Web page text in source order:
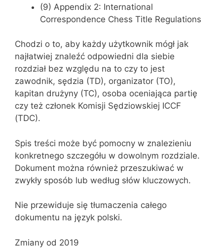
(9) Appendix 2: International
Correspondence Chess Title Regulations
Chodzi o to, aby każdy użytkownik mógł jak
najłatwiej znaleźć odpowiedni dla siebie
rozdział bez względu na to czy to jest
zawodnik, sędzia (TD), organizator (TO),
kapitan drużyny (TC), osoba oceniająca partię
czy też członek Komisji Sędziowskiej ICCF
(TDC).
Spis treści może być pomocny w znalezieniu
konkretnego szczegółu w dowolnym rozdziale.
Dokument można również przeszukiwać w
zwykły sposób lub według słów kluczowych.
Nie przewiduje się tłumaczenia całego
dokumentu na język polski.
Zmiany od 2019